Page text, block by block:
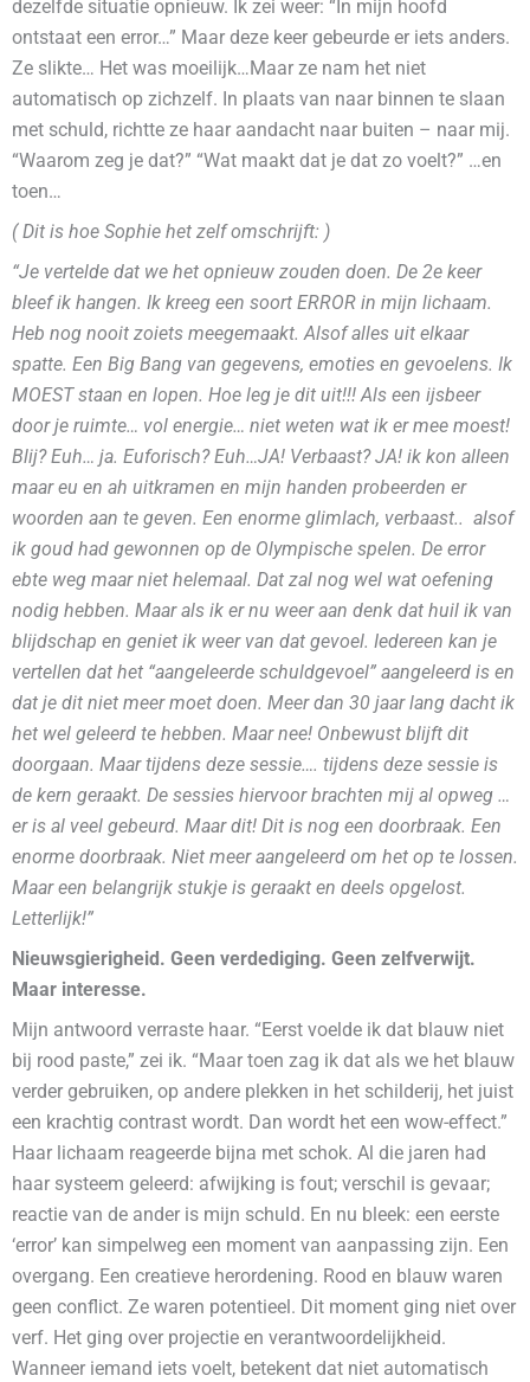
dezelfde situatie opnieuw. Ik zei weer: “In mijn hoofd
ontstaat een error…” Maar deze keer gebeurde er iets anders.
Ze slikte… Het was moeilijk…Maar ze nam het niet
automatisch op zichzelf. In plaats van naar binnen te slaan
met schuld, richtte ze haar aandacht naar buiten – naar mij.
“Waarom zeg je dat?” “Wat maakt dat je dat zo voelt?” …en
toen…
( Dit is hoe Sophie het zelf omschrijft: )
“Je vertelde dat we het opnieuw zouden doen. De 2e keer
bleef ik hangen. Ik kreeg een soort ERROR in mijn lichaam.
Heb nog nooit zoiets meegemaakt. Alsof alles uit elkaar
spatte. Een Big Bang van gegevens, emoties en gevoelens. Ik
MOEST staan en lopen. Hoe leg je dit uit!!! Als een ijsbeer
door je ruimte… vol energie… niet weten wat ik er mee moest!
Blij? Euh… ja. Euforisch? Euh…JA! Verbaast? JA! ik kon alleen
maar eu en ah uitkramen en mijn handen probeerden er
woorden aan te geven. Een enorme glimlach, verbaast.. alsof
ik goud had gewonnen op de Olympische spelen. De error
ebte weg maar niet helemaal. Dat zal nog wel wat oefening
nodig hebben. Maar als ik er nu weer aan denk dat huil ik van
blijdschap en geniet ik weer van dat gevoel. Iedereen kan je
vertellen dat het “aangeleerde schuldgevoel” aangeleerd is en
dat je dit niet meer moet doen. Meer dan 30 jaar lang dacht ik
het wel geleerd te hebben. Maar nee! Onbewust blijft dit
doorgaan. Maar tijdens deze sessie…. tijdens deze sessie is
de kern geraakt. De sessies hiervoor brachten mij al opweg …
er is al veel gebeurd. Maar dit! Dit is nog een doorbraak. Een
enorme doorbraak. Niet meer aangeleerd om het op te lossen.
Maar een belangrijk stukje is geraakt en deels opgelost.
Letterlijk!”
Nieuwsgierigheid. Geen verdediging. Geen zelfverwijt.
Maar interesse.
Mijn antwoord verraste haar. “Eerst voelde ik dat blauw niet
bij rood paste,” zei ik. “Maar toen zag ik dat als we het blauw
verder gebruiken, op andere plekken in het schilderij, het juist
een krachtig contrast wordt. Dan wordt het een wow-effect.”
Haar lichaam reageerde bijna met schok. Al die jaren had
haar systeem geleerd: afwijking is fout; verschil is gevaar;
reactie van de ander is mijn schuld. En nu bleek: een eerste
‘error’ kan simpelweg een moment van aanpassing zijn. Een
overgang. Een creatieve herordening. Rood en blauw waren
geen conflict. Ze waren potentieel. Dit moment ging niet over
verf. Het ging over projectie en verantwoordelijkheid.
Wanneer iemand iets voelt, betekent dat niet automatisch